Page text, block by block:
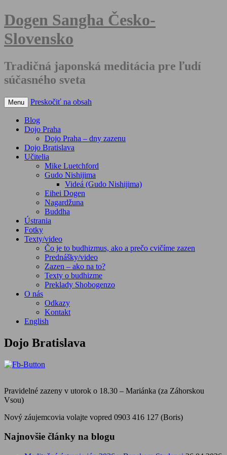
Dogen Sangha Česko-
Slovensko
Tradičná japonská meditácia pre ľudí
súčasného sveta
Menu Preskočiť na obsah
Blog
Dojo Praha
Dojo Praha – dny zazenu
Dojo Bratislava
Učitelia
Mike Luetchford
Gudo Nishijima
Videá (Gudo Nishijima)
Eihei Dogen
Nagardžuna
Buddha
Ústrania
Fotky
Texty/video
Čo je to budhizmus, ako a prečo cvičíme zazen
Prednášky/video
Zazen – ako na to?
Texty o budhizme
Preklady Shobogenzo
O nás
Odkazy
Kontakt
English
Dojo Bratislava
Pravidelné zazeny v utorok o 18.30 – Mariánka (za Záhorskou
Vsou)
Nový záujemcovia volajte vopred 0903 416 127 (Boris)
Najnovšie články na blogu